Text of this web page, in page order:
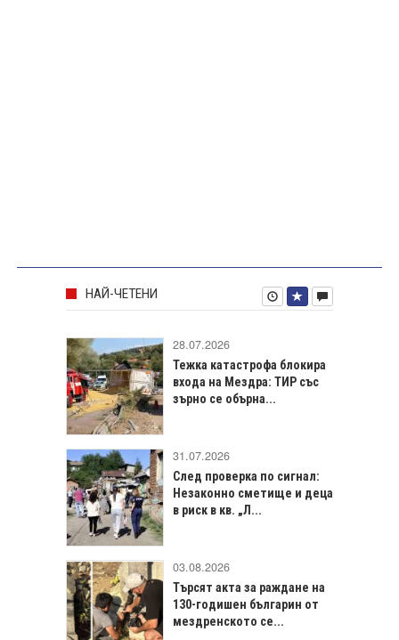
НАЙ-ЧЕТЕНИ
28.07.2026
Тежка катастрофа блокира
входа на Мездра: ТИР със
зърно се обърна...
31.07.2026
След проверка по сигнал:
Незаконно сметище и деца
в риск в кв. „Л...
03.08.2026
Търсят акта за раждане на
130-годишен българин от
мездренското се...